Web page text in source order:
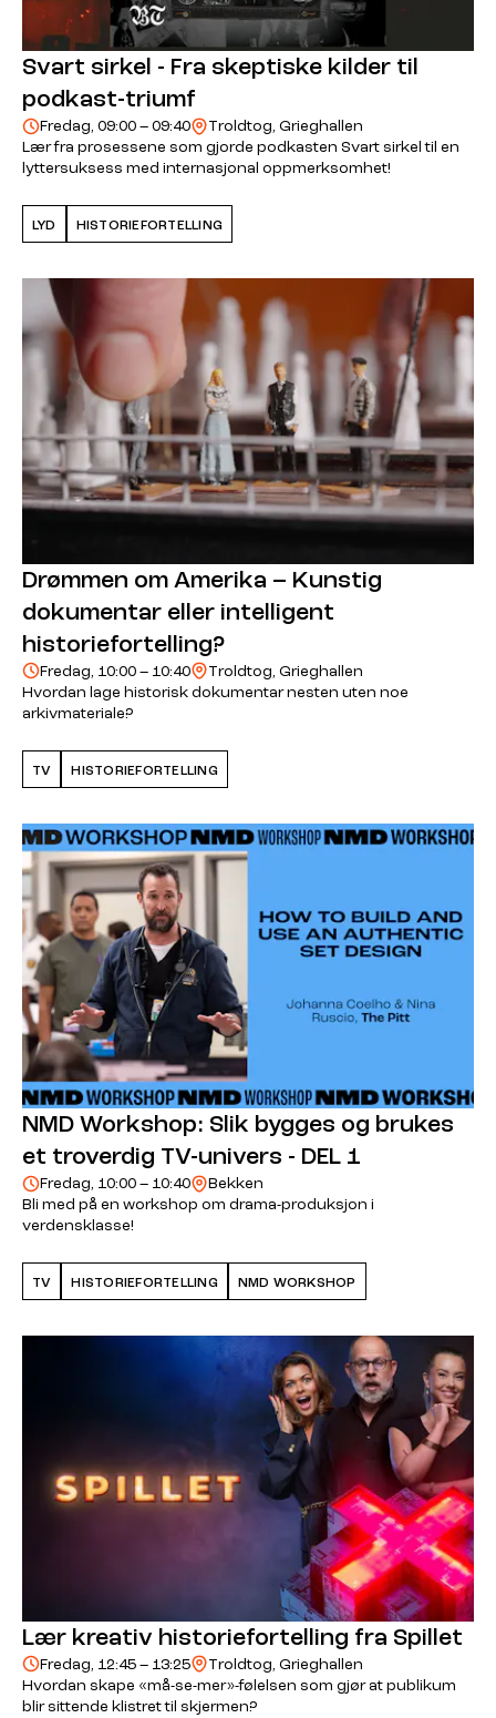
Svart sirkel - Fra skeptiske kilder til
podkast-triumf
Fredag, 09:00 – 09:40
Troldtog, Grieghallen
Lær fra prosessene som gjorde podkasten Svart sirkel til en
lyttersuksess med internasjonal oppmerksomhet!
LYD HISTORIEFORTELLING
Drømmen om Amerika – Kunstig
dokumentar eller intelligent
historiefortelling?
Fredag, 10:00 – 10:40
Troldtog, Grieghallen
Hvordan lage historisk dokumentar nesten uten noe
arkivmateriale?
TV HISTORIEFORTELLING
NMD Workshop: Slik bygges og brukes
et troverdig TV-univers - DEL 1
Fredag, 10:00 – 10:40
Bekken
Bli med på en workshop om drama-produksjon i
verdensklasse!
TV HISTORIEFORTELLING NMD WORKSHOP
Lær kreativ historiefortelling fra Spillet
Fredag, 12:45 – 13:25
Troldtog, Grieghallen
Hvordan skape «må-se-mer»-følelsen som gjør at publikum
blir sittende klistret til skjermen?